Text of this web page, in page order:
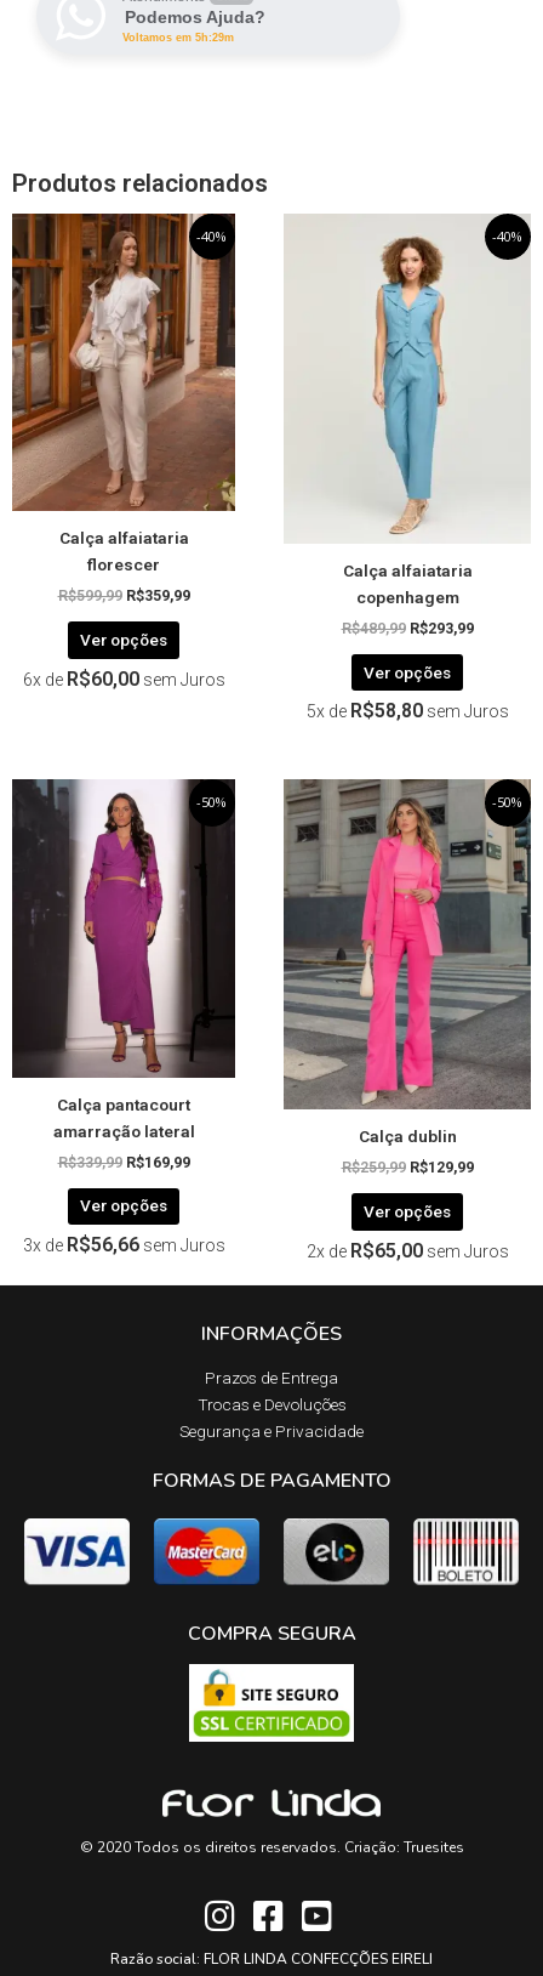
Podemos Ajuda?
Voltamos em 5h:29m
Produtos relacionados
-40%
Calça alfaiataria
florescer
R$599,99
preço
original
era:
R$599,99.
R$359,99
O
preço
atual
R$359,99.
Ver opções
Este
produto
tem
várias
variantes.
As
opções
podem
na
página
do
6x de R$60,00 sem Juros
-40%
Calça alfaiataria
copenhagem
R$489,99
preço
original
era:
R$489,99.
R$293,99
preço
atual
Ver opções
Este
produto
produto
5x de R$58,80 sem Juros
-50%
Calça pantacourt
amarração lateral
R$339,99
preço
original
era:
R$339,99.
R$169,99
O
preço
atual
R$169,99.
Ver opções
Este
produto
várias
variantes.
escolhidas
na
página
do
produto
3x de R$56,66 sem Juros
-50%
Calça dublin
R$259,99
O
preço
original
era:
R$259,99.
R$129,99
preço
atual
é:
R$129,99.
Ver opções
Este
produto
tem
várias
variantes.
opções
podem
ser
escolhidas
na
página
do
2x de R$65,00 sem Juros
INFORMAÇÕES
Prazos de Entrega​
Trocas e Devoluções​
Segurança e Privacidade
FORMAS DE PAGAMENTO
COMPRA SEGURA
© 2020 Todos os direitos reservados. Criação: Truesites
Razão social: FLOR LINDA CONFECÇÕES EIRELI